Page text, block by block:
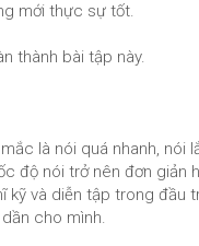
mới thực sự tốt.
thành bài tập này.
là nói quá nhanh, nói
độ nói trở nên đơn giản
và diễn tập trong đầu
cho mình.